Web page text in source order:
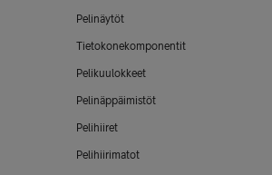
Pelinäytöt
Tietokonekomponentit
Pelikuulokkeet
Pelinäppäimistöt
Pelihiiret
Pelihiirimatot